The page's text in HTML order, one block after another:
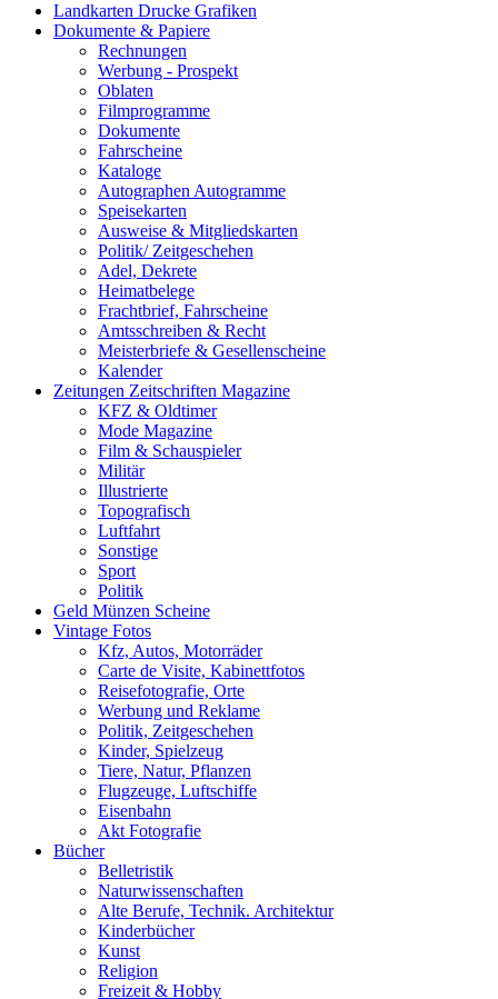
Landkarten Drucke Grafiken
Dokumente & Papiere
Rechnungen
Werbung - Prospekt
Oblaten
Filmprogramme
Dokumente
Fahrscheine
Kataloge
Autographen Autogramme
Speisekarten
Ausweise & Mitgliedskarten
Politik/ Zeitgeschehen
Adel, Dekrete
Heimatbelege
Frachtbrief, Fahrscheine
Amtsschreiben & Recht
Meisterbriefe & Gesellenscheine
Kalender
Zeitungen Zeitschriften Magazine
KFZ & Oldtimer
Mode Magazine
Film & Schauspieler
Militär
Illustrierte
Topografisch
Luftfahrt
Sonstige
Sport
Politik
Geld Münzen Scheine
Vintage Fotos
Kfz, Autos, Motorräder
Carte de Visite, Kabinettfotos
Reisefotografie, Orte
Werbung und Reklame
Politik, Zeitgeschehen
Kinder, Spielzeug
Tiere, Natur, Pflanzen
Flugzeuge, Luftschiffe
Eisenbahn
Akt Fotografie
Bücher
Belletristik
Naturwissenschaften
Alte Berufe, Technik. Architektur
Kinderbücher
Kunst
Religion
Freizeit & Hobby